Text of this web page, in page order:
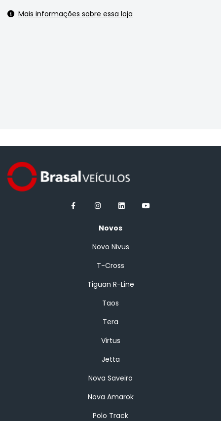
Mais informações sobre essa loja
Novos
Novo Nivus
T-Cross
Tiguan R-Line
Taos
Tera
Virtus
Jetta
Nova Saveiro
Nova Amarok
Polo Track